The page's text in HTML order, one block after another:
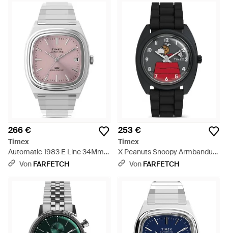
266 €
Timex
Automatic 1983 E Line 34Mm -
GrauVon FARFETCH
253 €
Timex
X Peanuts Snoopy Armbanduhr
37Mm - Rot
Von FARFETCH